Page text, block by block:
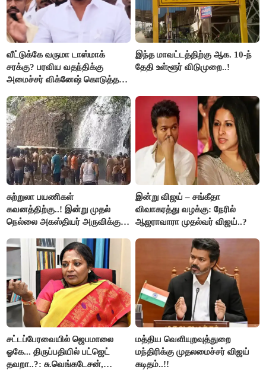
வீட்டுக்கே வருமா டாஸ்மாக்
சரக்கு? பரவிய வதந்திக்கு
அமைச்சர் விக்னேஷ் கொடுத்த
இந்த மாவட்டத்திற்கு ஆக. 10-ந்
தேதி உள்ளூர் விடுமுறை..!
சுற்றுலா பயணிகள்
கவனத்திற்கு..! இன்று முதல்
நெல்லை அகஸ்தியர் அருவிக்கு
இன்று விஜய் – சங்கீதா
விவாகரத்து வழக்கு: நேரில்
ஆஜராவாரா முதல்வர் விஜய்..?
சட்டப்பேரவையில் ஜெபமாலை
ஓகே... திருப்பதியில் பட்ஜெட்
தவறா..?: சு.வெங்கடேசன்,
மத்திய வெளியுறவுத்துறை
மந்திரிக்கு முதலமைச்சர் விஜய்
கடிதம்..!!